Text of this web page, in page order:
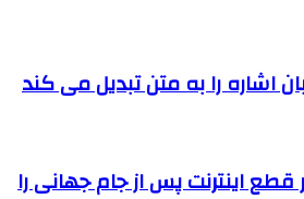
اشاره را به متن تبدیل می کند
قطع اینترنت پس از جام جهانی را